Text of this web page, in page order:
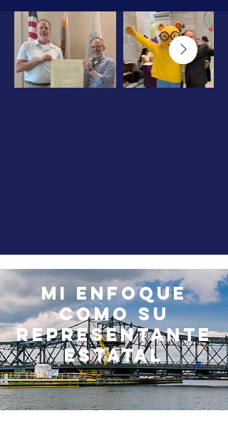
Mi enfoque
como su
representante
estatal